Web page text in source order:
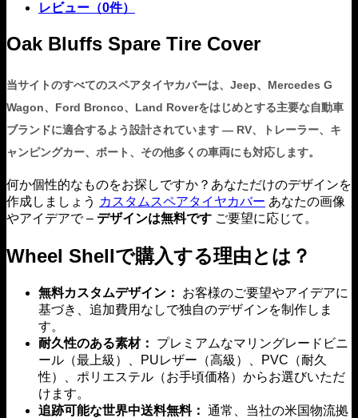
レビュー（0件）
Oak Bluffs Spare Tire Cover
当サイトのすべてのスペアタイヤカバーは、Jeep、Mercedes G
Wagon、Ford Bronco、Land Roverをはじめとする主要な自動車
ブランドに適合するよう設計されています — RV、トレーラー、キ
ャンピングカー、ボート、その他多くの車両にも対応します。
何か個性的なものをお探しですか？あなただけのデザインを
作成しましょう カスタムスペアタイヤカバー あなたの画像
やアイデアで – デザインは無料です ご要望に応じて。
Wheel Shellで購入する理由とは？
無料カスタムデザイン：
お客様のご要望やアイデアに
基づき、追加費用なしで独自のデザインを制作しま
す。
耐久性のある素材：
プレミアムなマリングレードビニ
ール（最上級）、PUレザー（高級）、PVC（耐久
性）、ポリエステル（お手頃価格）からお選びいただ
けます。
追跡可能な世界中送料無料： 通常、当社の米国物流拠